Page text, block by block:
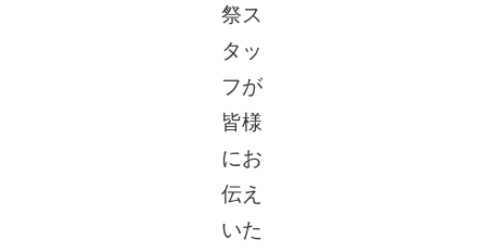
祭ス
タッ
フが
皆様
にお
伝え
いた